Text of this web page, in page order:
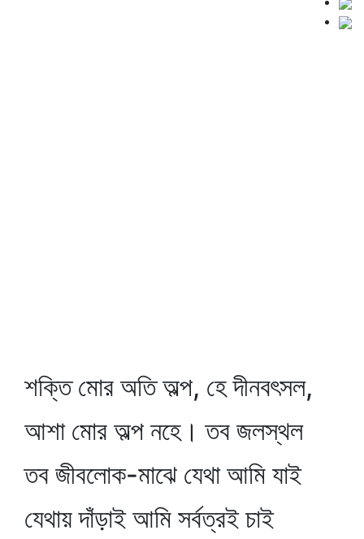
শক্তি মোর অতি অল্প, হে দীনবৎসল,
আশা মোর অল্প নহে। তব জলস্থল
তব জীবলোক-মাঝে যেথা আমি যাই
যেথায় দাঁড়াই আমি সর্বত্রই চাই